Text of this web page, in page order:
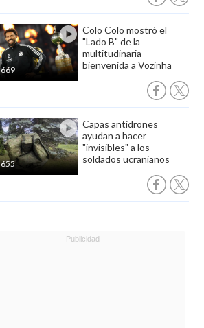
669
Colo Colo mostró el
"Lado B" de la
multitudinaria
bienvenida a Vozinha
655
Capas antidrones
ayudan a hacer
"invisibles" a los
soldados ucranianos